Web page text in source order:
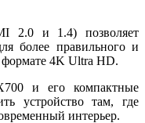
2.0 и 1.4) позволяет
более правильного и
формате 4K Ultra HD.
и его компактные
устройство там, где
интерьер.